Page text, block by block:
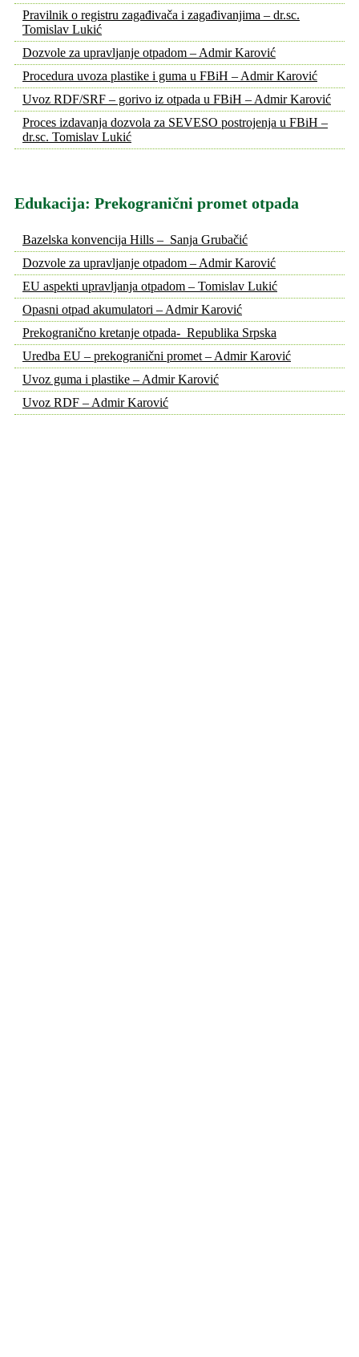
Pravilnik o registru zagađivača i zagađivanjima – dr.sc.
Tomislav Lukić
Dozvole za upravljanje otpadom – Admir Karović
Procedura uvoza plastike i guma u FBiH – Admir Karović
Uvoz RDF/SRF – gorivo iz otpada u FBiH – Admir Karović
Proces izdavanja dozvola za SEVESO postrojenja u FBiH –
dr.sc. Tomislav Lukić
Edukacija: Prekogranični promet otpada
Bazelska konvencija Hills – Sanja Grubačić
Dozvole za upravljanje otpadom – Admir Karović
EU aspekti upravljanja otpadom – Tomislav Lukić
Opasni otpad akumulatori – Admir Karović
Prekogranično kretanje otpada- Republika Srpska
Uredba EU – prekogranični promet – Admir Karović
Uvoz guma i plastike – Admir Karović
Uvoz RDF – Admir Karović